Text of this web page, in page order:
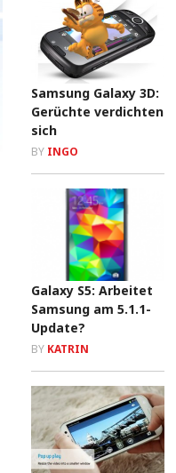
Samsung Galaxy 3D:
Gerüchte verdichten
sich
BY INGO
Galaxy S5: Arbeitet
Samsung am 5.1.1-
Update?
BY KATRIN